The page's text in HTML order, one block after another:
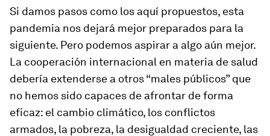
Si damos pasos como los aquí propuestos, esta
pandemia nos dejará mejor preparados para la
siguiente. Pero podemos aspirar a algo aún mejor.
La cooperación internacional en materia de salud
debería extenderse a otros “males públicos” que
no hemos sido capaces de afrontar de forma
eficaz: el cambio climático, los conflictos
armados, la pobreza, la desigualdad creciente, las